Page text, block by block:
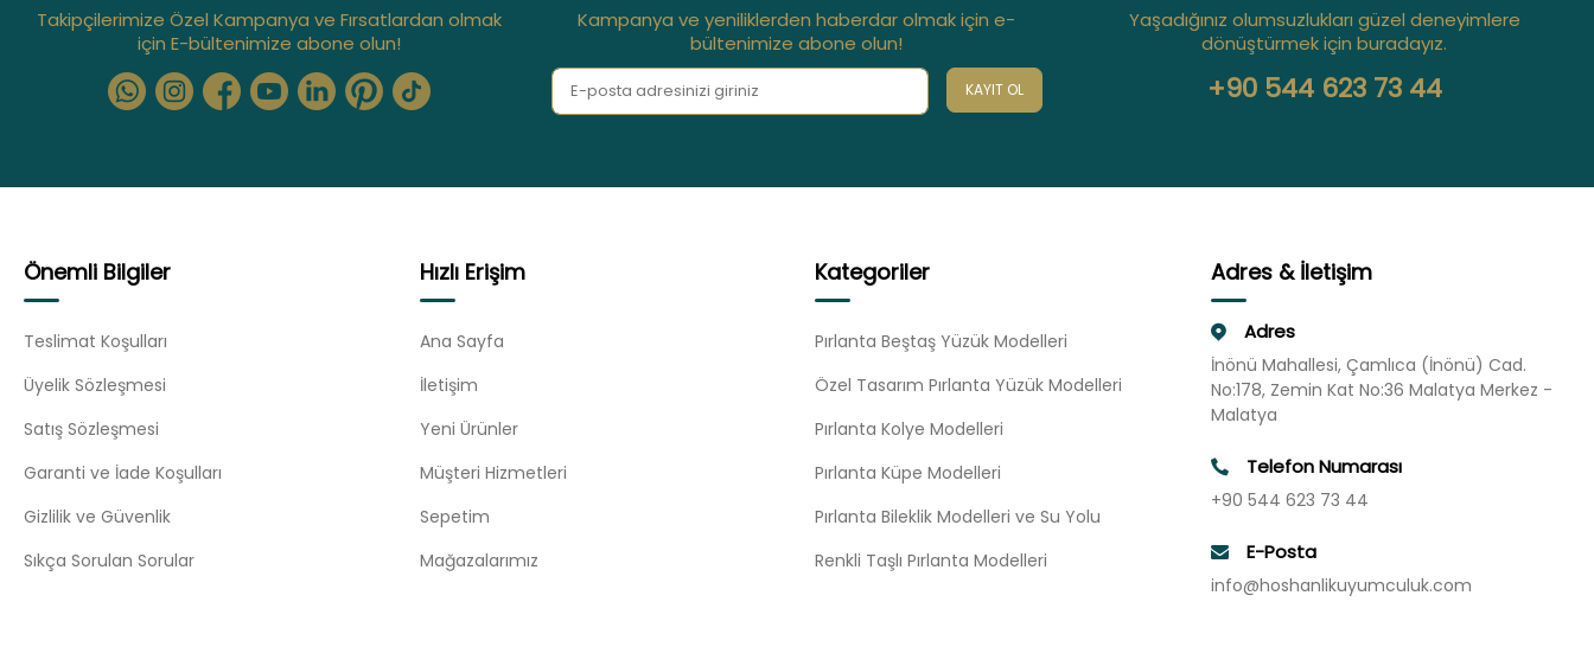
Takipçilerimize Özel Kampanya ve Fırsatlardan olmak
için E-bültenimize abone olun!
Kampanya ve yeniliklerden haberdar olmak için e-
bültenimize abone olun!
KAYIT OL
Yaşadığınız olumsuzlukları güzel deneyimlere
dönüştürmek için buradayız.
+90 544 623 73 44
Önemli Bilgiler
Teslimat Koşulları
Üyelik Sözleşmesi
Satış Sözleşmesi
Garanti ve İade Koşulları
Gizlilik ve Güvenlik
Sıkça Sorulan Sorular
Hızlı Erişim
Ana Sayfa
İletişim
Yeni Ürünler
Müşteri Hizmetleri
Sepetim
Mağazalarımız
Kategoriler
Pırlanta Beştaş Yüzük Modelleri
Özel Tasarım Pırlanta Yüzük Modelleri
Pırlanta Kolye Modelleri
Pırlanta Küpe Modelleri
Pırlanta Bileklik Modelleri ve Su Yolu
Renkli Taşlı Pırlanta Modelleri
Adres & İletişim
Adres
İnönü Mahallesi, Çamlıca (İnönü) Cad.
No:178, Zemin Kat No:36 Malatya Merkez -
Malatya
Telefon Numarası
+90 544 623 73 44
E-Posta
info@hoshanlikuyumculuk.com